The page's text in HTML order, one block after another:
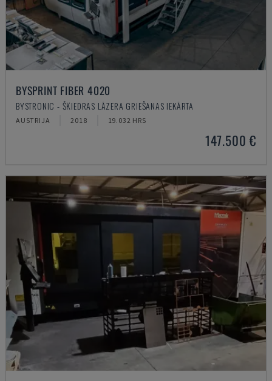
BYSPRINT FIBER 4020
BYSTRONIC - ŠĶIEDRAS LĀZERA GRIEŠANAS IEKĀRTA
AUSTRIJA 2018 19.032 HRS
147.500 €